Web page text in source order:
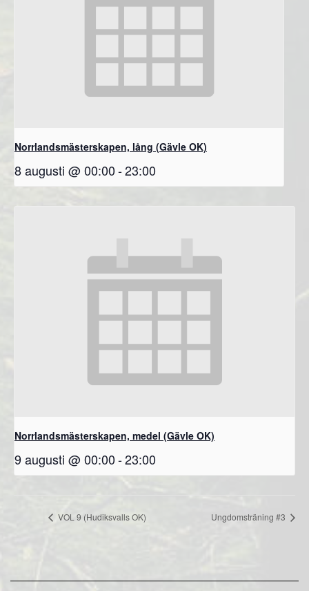
Norrlandsmästerskapen, lång (Gävle OK)
8 augusti @ 00:00-23:00
Norrlandsmästerskapen, medel (Gävle OK)
9 augusti @ 00:00-23:00
VOL 9 (Hudiksvalls OK) Ungdomsträning #3